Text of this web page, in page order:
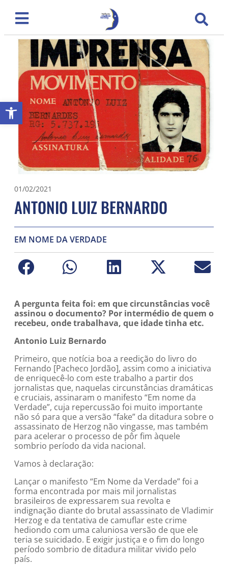
Abrir a barra de ferramentas
01/02/2021
ANTONIO LUIZ BERNARDO
EM NOME DA VERDADE
A pergunta feita foi: em que circunstâncias você
assinou o documento? Por intermédio de quem o
recebeu, onde trabalhava, que idade tinha etc.
Antonio Luiz Bernardo
Primeiro, que notícia boa a reedição do livro do
Fernando [Pacheco Jordão], assim como a iniciativa
de enriquecê-lo com este trabalho a partir dos
jornalistas que, naquelas circunstâncias dramáticas
e cruciais, assinaram o manifesto “Em nome da
Verdade”, cuja repercussão foi muito importante
não só para que a versão “fake” da ditadura sobre o
assassinato de Herzog não vingasse, mas também
para acelerar o processo de pôr fim àquele
sombrio período da vida nacional.
Vamos à declaração:
Lançar o manifesto “Em Nome da Verdade” foi a
forma encontrada por mais mil jornalistas
brasileiros de expressarem sua revolta e
indignação diante do brutal assassinato de Vladimir
Herzog e da tentativa de camuflar este crime
hediondo com uma caluniosa versão de que ele
teria se suicidado. E exigir justiça e o fim do longo
período sombrio de ditadura militar vivido pelo
país.